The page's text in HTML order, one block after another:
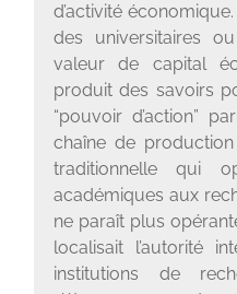
d’activité
des universitaires
valeur de capital
produit des savoirs
“pouvoir d’action”
chaîne de
traditionnelle qui
académiques aux
ne paraît plus
localisait l’autorité
institutions de